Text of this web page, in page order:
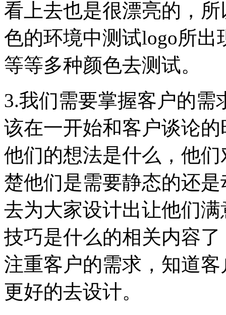
看上去也是很漂亮的，
色的环境中测试logo所
等等多种颜色去测试。
3.我们需要掌握客户的
该在一开始和客户谈论
他们的想法是什么，他
楚他们是需要静态的还
去为大家设计出让他们
技巧是什么的相关内容
注重客户的需求，知道
更好的去设计。